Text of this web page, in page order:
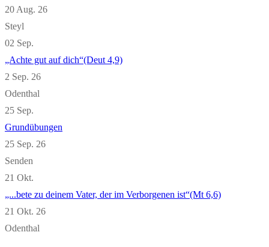
20 Aug. 26
Steyl
02 Sep.
„Achte gut auf dich“(Deut 4,9)
2 Sep. 26
Odenthal
25 Sep.
Grundübungen
25 Sep. 26
Senden
21 Okt.
„...bete zu deinem Vater, der im Verborgenen ist“(Mt 6,6)
21 Okt. 26
Odenthal